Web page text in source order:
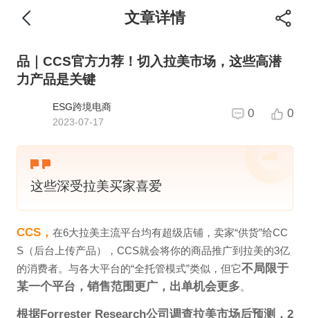
文章详情
品｜CCS官方力荐！切入拉美市场，这些高潜
力产品是关键
ESG跨境电商
2023-07-17
0 0
这些深受拉美买家喜爱
CCS， 在6大拉美主流平台均有超级店铺，卖家“供货”给CC
S（后台上传产品），CCS就会将你的商品推广到拉美的3亿
的消费者。与各大平台的“全托管模式”类似，但它不局限于
某一个平台，销售范围更广，出单机会更多。
根据Forrester Research公司调查拉美市场后预测，2